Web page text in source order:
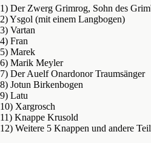
1) Der Zwerg Grimrog, Sohn des
2) Ysgol (mit einem Langbogen)
3) Vartan
4) Fran
5) Marek
6) Marik Meyler
7) Der Auelf Onardonor Traumsänger
8) Jotun Birkenbogen
9) Latu
10) Xargrosch
11) Knappe Krusold
12) Weitere 5 Knappen und andere